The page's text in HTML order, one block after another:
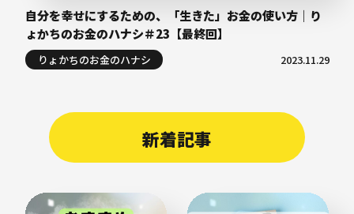
自分を幸せにするための、「生きた」お金の使い方｜り
ょかちのお金のハナシ＃23【最終回】
りょかちのお金のハナシ 2023.11.29
新着記事